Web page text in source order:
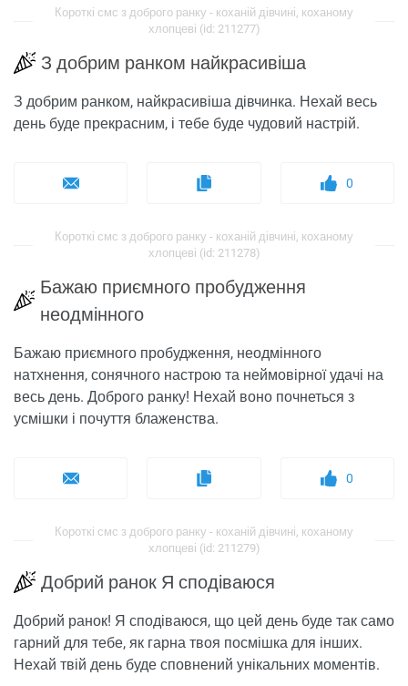
Короткі смс з доброго ранку - коханій дівчині, коханому
хлопцеві (id: 211277)
З добрим ранком найкрасивіша
З добрим ранком, найкрасивіша дівчинка. Нехай весь
день буде прекрасним, і тебе буде чудовий настрій.
0
Короткі смс з доброго ранку - коханій дівчині, коханому
хлопцеві (id: 211278)
Бажаю приємного пробудження
неодмінного
Бажаю приємного пробудження, неодмінного
натхнення, сонячного настрою та неймовірної удачі на
весь день. Доброго ранку! Нехай воно почнеться з
усмішки і почуття блаженства.
0
Короткі смс з доброго ранку - коханій дівчині, коханому
хлопцеві (id: 211279)
Добрий ранок Я сподіваюся
Добрий ранок! Я сподіваюся, що цей день буде так само
гарний для тебе, як гарна твоя посмішка для інших.
Нехай твій день буде сповнений унікальних моментів.